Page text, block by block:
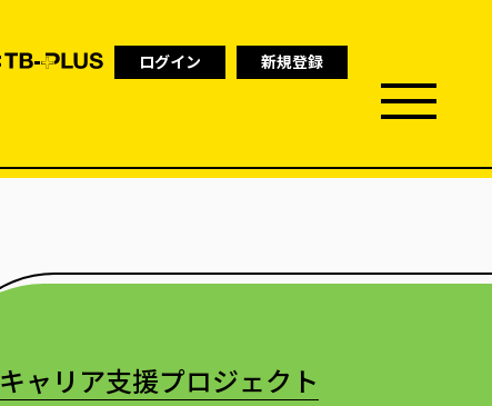
ログイン 新規登録
キャリア支援プロジェクト